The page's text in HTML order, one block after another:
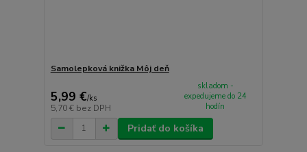
Samolepková knižka Môj deň
5,99 €/ks
5,70 € bez DPH
skladom -
expedujeme do 24
hodín
Pridať do košíka